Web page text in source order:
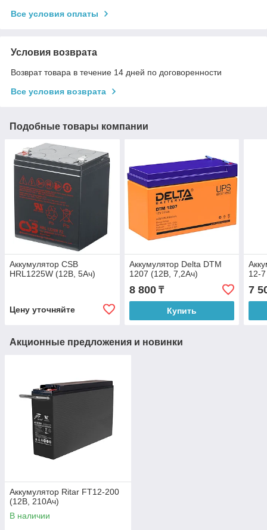
Все условия оплаты
Условия возврата
Возврат товара в течение 14 дней по договоренности
Все условия возврата
Подобные товары компании
Аккумулятор CSB
HRL1225W (12В, 5Ач)
Цену уточняйте
Аккумулятор Delta DTM
1207 (12В, 7,2Ач)
8 800₸
Купить
12-
7
Акционные предложения и новинки
Аккумулятор Ritar FT12-200
(12В, 210Ач)
В наличии